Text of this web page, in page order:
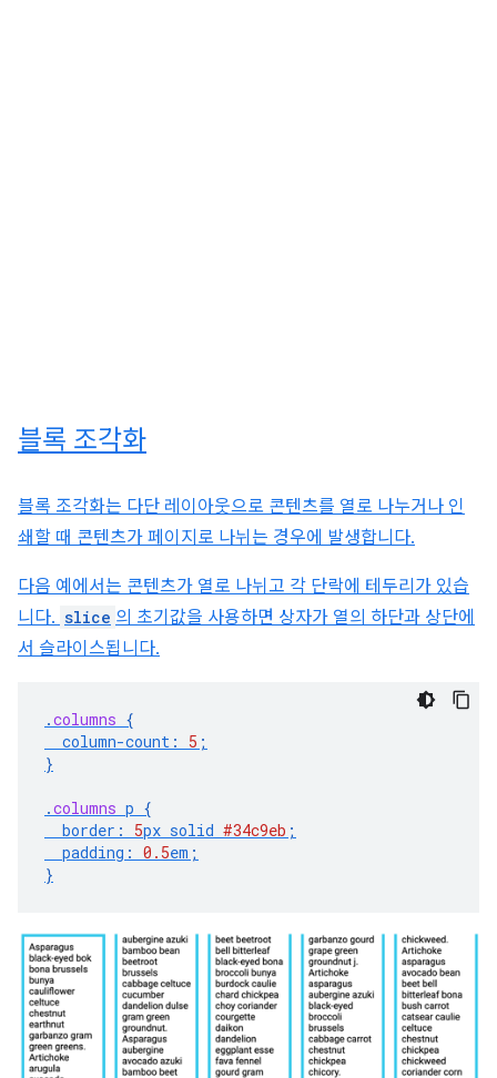
블록 조각화
블록 조각화는 다단 레이아웃으로 콘텐츠를 열로 나누거나 인
쇄할 때 콘텐츠가 페이지로 나뉘는 경우에 발생합니다.
다음 예에서는 콘텐츠가 열로 나뉘고 각 단락에 테두리가 있습
니다. slice 의 초기값을 사용하면 상자가 열의 하단과 상단에
서 슬라이스됩니다.
.columns {
column-count : 5 ;
}
.columns p {
border : 5px solid #34c9eb ;
padding : 0.5em ;
}